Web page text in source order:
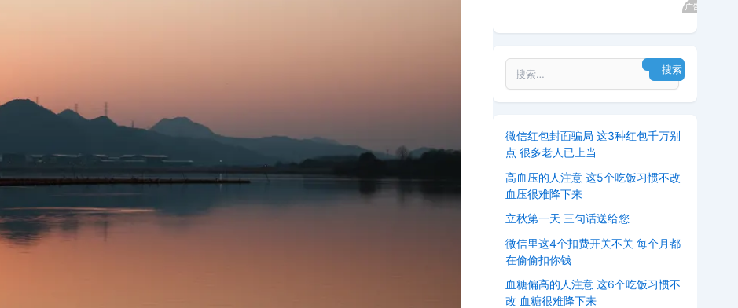
微信红包封面骗局 这3种红包千万别
点 很多老人已上当
高血压的人注意 这5个吃饭习惯不改
血压很难降下来
立秋第一天 三句话送给您
微信里这4个扣费开关不关 每个月都
在偷偷扣你钱
血糖偏高的人注意 这6个吃饭习惯不
改 血糖很难降下来